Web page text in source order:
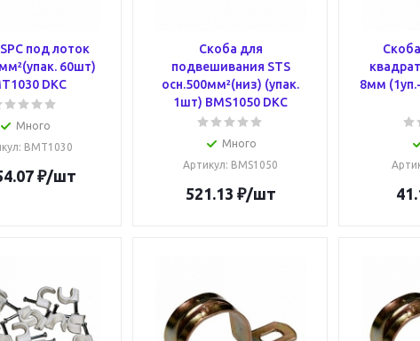
под лоток
60шт)
DKC
Много
: BMT1030
₽/шт
Скоба для
подвешивания STS
осн.500мм²(низ) (упак.
1шт) BMS1050 DKC
Много
Артикул: BMS1050
521.13 ₽/шт
8мм